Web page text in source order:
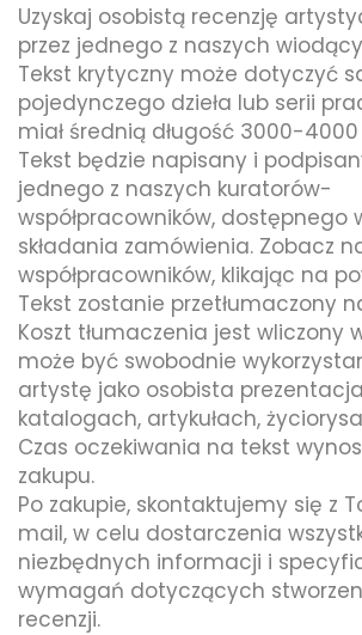
Uzyskaj osobistą recenzję
przez jednego z naszych
Tekst krytyczny może dotyczyć
pojedynczego dzieła lub serii
miał średnią długość 3000-4000
Tekst będzie napisany i
jednego z naszych kuratorów-
współpracowników, dostępnego
składania zamówienia. Zobacz
współpracowników, klikając na
Tekst zostanie przetłumaczony
Koszt tłumaczenia jest wliczony
może być swobodnie
artystę jako osobista
katalogach, artykułach,
Czas oczekiwania na tekst
zakupu.
Po zakupie, skontaktujemy się z
mail, w celu dostarczenia
niezbędnych informacji i
wymagań dotyczących
recenzji.